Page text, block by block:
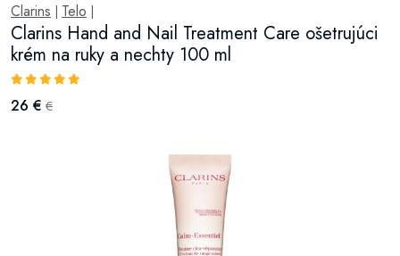
Clarins Telo
Clarins Hand and Nail Treatment Care ošetrujúci
krém na ruky a nechty 100 ml
26 € €